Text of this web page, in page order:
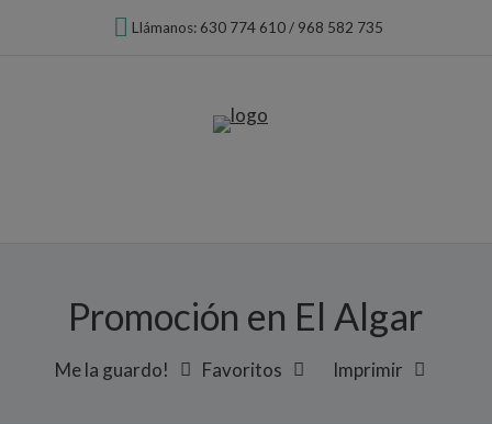
Llámanos: 630 774 610 / 968 582 735
Promoción en El Algar
Me la guardo! Favoritos Imprimir